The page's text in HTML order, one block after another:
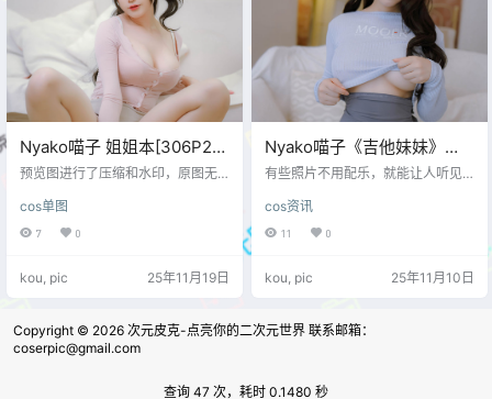
住。 白兔主题在她这里没有被演成
单纯的可爱标签。动作和姿态都偏
克制，身体线条放松但不散，让整…
Nyako喵子 姐姐本[306P2V-
2.42G]
预览图进行了压缩和水印，原图无
cos单图
7 0
kou, pic 25年11月19日
Nyako喵子《吉他妹妹》
——温柔旋律里的青春回响
有些照片不用配乐，就能让人听见
《吉他妹妹》正是这样的存在——
那是一首关于青春、阳光与心动的
女，用微笑与音符诉说着最柔软的
着淡淡的怀旧感。Nyako喵子 穿着
镜头捕捉下她抬眼一笑…
cos资讯
11 0
kou, pic 25年11月10日
Copyright © 2026 次元皮克-点亮你的二次元世界 联系邮箱：
coserpic@gmail.com
查询 47 次，耗时 0.1480 秒